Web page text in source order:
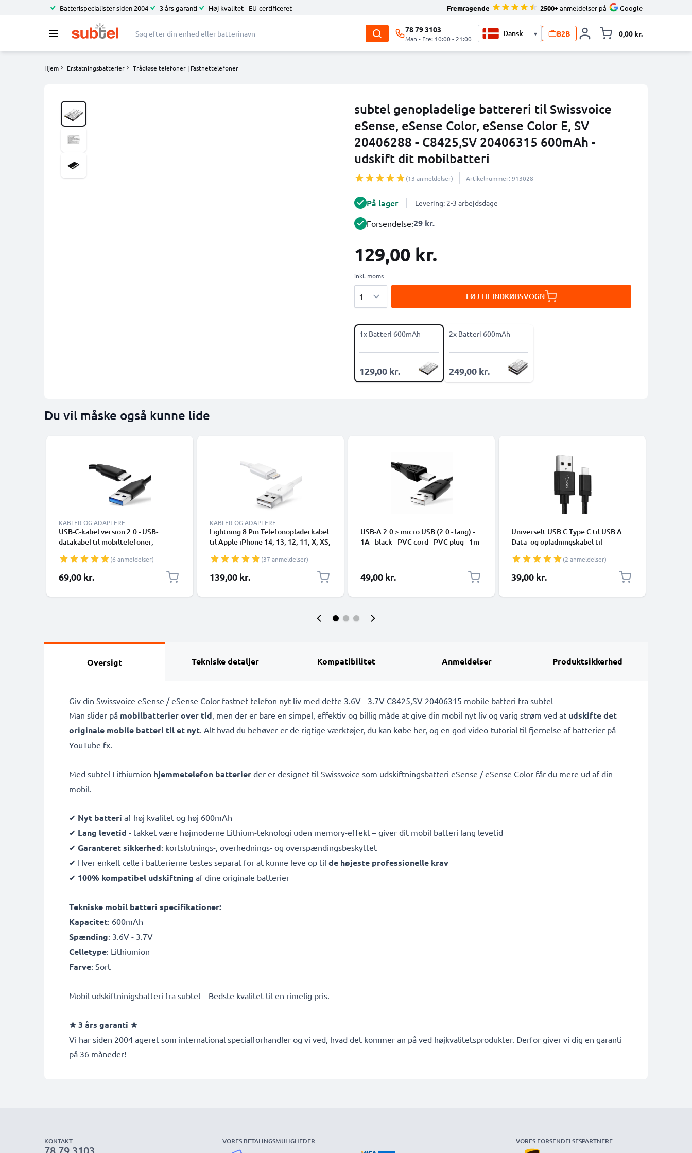
Batterispecialister siden 2004 3 års garanti Høj kvalitet - EU-certificeret Fremragende 2500+anmeldelser på Google
78 79 3103
Man - Fre: 10:00 - 21:00
▾ B2B 0,00 kr.
Hjem Erstatningsbatterier Trådløse telefoner | Fastnettelefoner
subtel genopladelige battereri til Swissvoice
eSense, eSense Color, eSense Color E, SV
20406288 - C8425,SV 20406315 600mAh -
udskift dit mobilbatteri
(13 anmeldelser) Artikelnummer: 913028
På lager Levering: 2-3 arbejdsdage
Forsendelse:29 kr.
129,00 kr.
inkl. moms
FØJ TIL INDKØBSVOGN
1x Batteri 600mAh
129,00 kr.
2x Batteri 600mAh
249,00 kr.
Du vil måske også kunne lide
KABLER OG ADAPTERE
USB-C-kabel version 2.0 - USB-
datakabel til mobiltelefoner,
Google Pixel), kameraer (Canon,
Panasonic Lumix, Sony, GoPro) og
mange flere - 1,0m 3A-opladerkabel
(6 anmeldelser)
69,00 kr.
KABLER OG ADAPTERE
Lightning 8 Pin Telefonopladerkabel
til Apple iPhone 14, 13, 12, 11, X, XS,
Smartphone datakabel hvid
(37 anmeldelser)
139,00 kr.
USB-A 2.0 > micro USB (2.0 - lang) -
1A - black - PVC cord - PVC plug - 1m
49,00 kr.
Universelt USB C Type C til USB A
Data- og opladningskabel til
højttalere - 3A Hurtig dataoverførsel
1m Nylon Opladerkabel - Sort
(2 anmeldelser)
39,00 kr.
Oversigt Tekniske detaljer Kompatibilitet Anmeldelser Produktsikkerhed
Giv din Swissvoice eSense / eSense Color fastnet telefon nyt liv med dette 3.6V - 3.7V C8425,SV 20406315 mobile batteri fra subtel
Man slider på mobilbatterier over tid, men der er bare en simpel, effektiv og billig måde at give din mobil nyt liv og varig strøm ved at udskifte det
originale mobile batteri til et nyt. Alt hvad du behøver er de rigtige værktøjer, du kan købe her, og en god video-tutorial til fjernelse af batterier på
YouTube fx.
Med subtel Lithiumion hjemmetelefon batterier der er designet til Swissvoice som udskiftningsbatteri eSense / eSense Color får du mere ud af din
mobil.
✔ Nyt batteri af høj kvalitet og høj 600mAh
✔ Lang levetid - takket være højmoderne Lithium-teknologi uden memory-effekt – giver dit mobil batteri lang levetid
✔ Garanteret sikkerhed: kortslutnings-, overhednings- og overspændingsbeskyttet
✔ Hver enkelt celle i batterierne testes separat for at kunne leve op til de højeste professionelle krav
✔ 100% kompatibel udskiftning af dine originale batterier
Tekniske mobil batteri specifikationer:
Kapacitet: 600mAh
Spænding: 3.6V - 3.7V
Celletype: Lithiumion
Farve: Sort
Mobil udskiftninigsbatteri fra subtel – Bedste kvalitet til en rimelig pris.
★ 3 års garanti ★
Vi har siden 2004 ageret som international specialforhandler og vi ved, hvad det kommer an på ved højkvalitetsprodukter. Derfor giver vi dig en garanti
på 36 måneder!
KONTAKT VORES BETALINGSMULIGHEDER VORES FORSENDELSESPARTNERE